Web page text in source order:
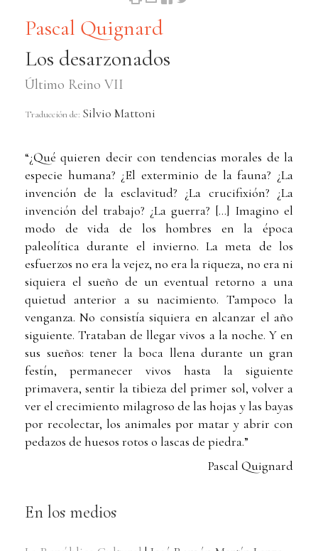
Pascal Quignard
Los desarzonados
Último Reino VII
Traducción de: Silvio Mattoni
“¿Qué quieren decir con tendencias morales de la
especie humana? ¿El exterminio de la fauna? ¿La
invención de la esclavitud? ¿La crucifixión? ¿La
invención del trabajo? ¿La guerra? [...] Imagino el
modo de vida de los hombres en la época
paleolítica durante el invierno. La meta de los
esfuerzos no era la vejez, no era la riqueza, no era ni
siquiera el sueño de un eventual retorno a una
quietud anterior a su nacimiento. Tampoco la
venganza. No consistía siquiera en alcanzar el año
siguiente. Trataban de llegar vivos a la noche. Y en
sus sueños: tener la boca llena durante un gran
festín, permanecer vivos hasta la siguiente
primavera, sentir la tibieza del primer sol, volver a
ver el crecimiento milagroso de las hojas y las bayas
por recolectar, los animales por matar y abrir con
pedazos de huesos rotos o lascas de piedra.”
Pascal Quignard
En los medios